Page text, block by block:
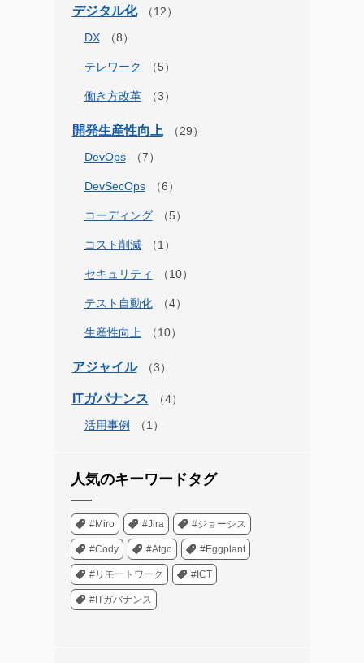
デジタル化
DX
テレワーク
働き方改革
開発生産性向上
DevOps
DevSecOps
コーディング
コスト削減
セキュリティ
テスト自動化
生産性向上
アジャイル
ITガバナンス
活用事例
人気のキーワードタグ
#Miro #Jira #ジョーシス
#Cody #Atgo #Eggplant
#リモートワーク #ICT
#ITガバナンス